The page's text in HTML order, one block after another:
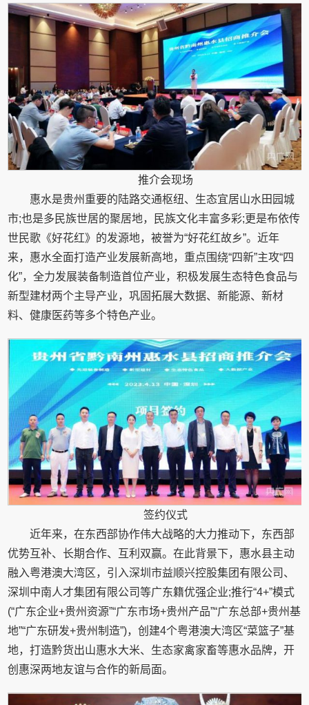
推介会现场
惠水是贵州重要的陆路交通枢纽、生态宜居山水田园城
市;也是多民族世居的聚居地，民族文化丰富多彩;更是布依传
世民歌《好花红》的发源地，被誉为“好花红故乡”。近年
来，惠水全面打造产业发展新高地，重点围绕“四新”主攻“四
化”，全力发展装备制造首位产业，积极发展生态特色食品与
新型建材两个主导产业，巩固拓展大数据、新能源、新材
料、健康医药等多个特色产业。
签约仪式
近年来，在东西部协作伟大战略的大力推动下，东西部
优势互补、长期合作、互利双赢。在此背景下，惠水县主动
融入粤港澳大湾区，引入深圳市益顺兴控股集团有限公司、
深圳中南人才集团有限公司等广东籍优强企业;推行“4+”模式
(“广东企业+贵州资源”“广东市场+贵州产品”“广东总部+贵州基
地”“广东研发+贵州制造”)，创建4个粤港澳大湾区“菜篮子”基
地，打造黔货出山惠水大米、生态家禽家畜等惠水品牌，开
创惠深两地友谊与合作的新局面。